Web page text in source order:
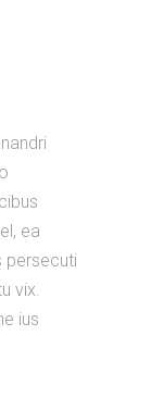
ea
persecuti
vix.
ius